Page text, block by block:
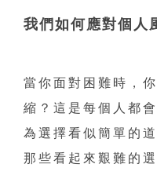
我們如何應對個人
當你面對困難時，
縮？這是每個人都
為選擇看似簡單的
那些看起來艱難的